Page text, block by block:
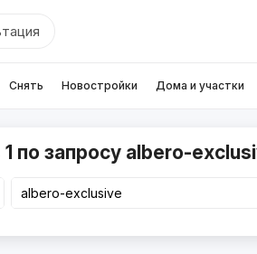
Снять Новостройки Дома и участки
по запросу albero-